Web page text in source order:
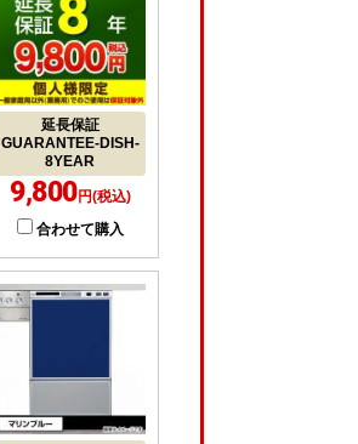
延長保証
GUARANTEE-DISH-
8YEAR
9,800円(税込)
合わせて購入